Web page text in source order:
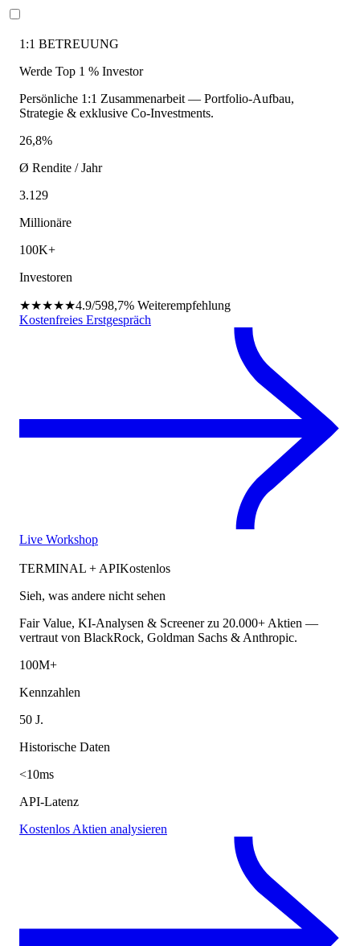
1:1 BETREUUNG
Werde Top 1 % Investor
Persönliche 1:1 Zusammenarbeit — Portfolio-Aufbau,
Strategie & exklusive Co-Investments.
26,8%
Ø Rendite / Jahr
3.129
Millionäre
100K+
Investoren
★★★★★4.9/598,7% Weiterempfehlung
Kostenfreies Erstgespräch
Live Workshop
TERMINAL + APIKostenlos
Sieh, was andere nicht sehen
Fair Value, KI-Analysen & Screener zu 20.000+ Aktien —
vertraut von BlackRock, Goldman Sachs & Anthropic.
100M+
Kennzahlen
50 J.
Historische Daten
<10ms
API-Latenz
Kostenlos Aktien analysieren